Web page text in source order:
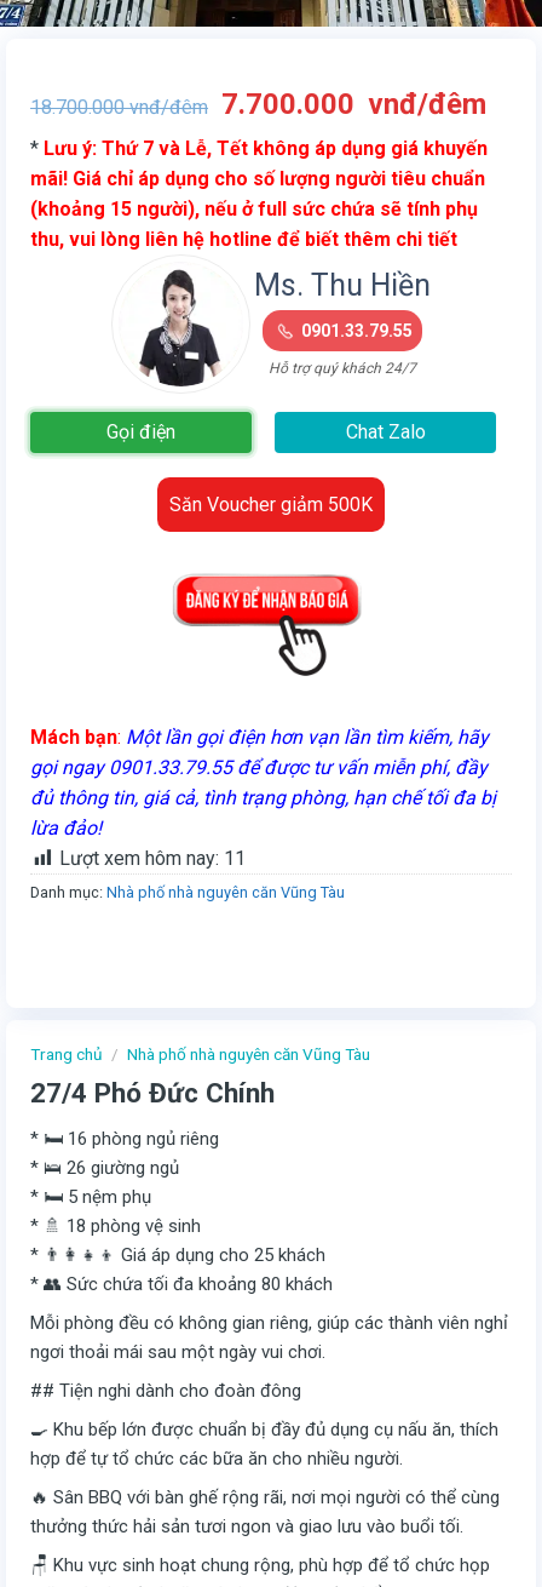
Trang chủ / Nhà phố nhà nguyên căn Vũng Tàu
27/4 Phó Đức Chính
* 🛏️ 16 phòng ngủ riêng
* 🛌 26 giường ngủ
* 🛏️ 5 nệm phụ
* 🚿 18 phòng vệ sinh
* 👨‍👩‍👧‍👦 Giá áp dụng cho 25 khách
* 👥 Sức chứa tối đa khoảng 80 khách
Mỗi phòng đều có không gian riêng, giúp các thành viên nghỉ
ngơi thoải mái sau một ngày vui chơi.
## Tiện nghi dành cho đoàn đông
🍳 Khu bếp lớn được chuẩn bị đầy đủ dụng cụ nấu ăn, thích
hợp để tự tổ chức các bữa ăn cho nhiều người.
🔥 Sân BBQ với bàn ghế rộng rãi, nơi mọi người có thể cùng
thưởng thức hải sản tươi ngon và giao lưu vào buổi tối.
🪑 Khu vực sinh hoạt chung rộng, phù hợp để tổ chức họp
18.700.000vnđ/đêm
Giá
gốc
là:
18.700.000
vnđ/
đêm.
7.700.000 vnđ/đêmGiá
tại
là:
* Lưu ý: Thứ 7 và Lễ, Tết không áp dụng giá khuyến
mãi! Giá chỉ áp dụng cho số lượng người tiêu chuẩn
(khoảng 15 người), nếu ở full sức chứa sẽ tính phụ
thu, vui lòng liên hệ hotline để biết thêm chi tiết
Ms. Thu Hiền
0901.33.79.55
Hỗ trợ quý khách 24/7
Gọi điện Chat Zalo
Săn Voucher giảm 500K
Mách bạn: Một lần gọi điện hơn vạn lần tìm kiếm, hãy
gọi ngay 0901.33.79.55 để được tư vấn miễn phí, đầy
đủ thông tin, giá cả, tình trạng phòng, hạn chế tối đa bị
lừa đảo!
Lượt xem hôm nay: 11
Danh mục: Nhà phố nhà nguyên căn Vũng Tàu